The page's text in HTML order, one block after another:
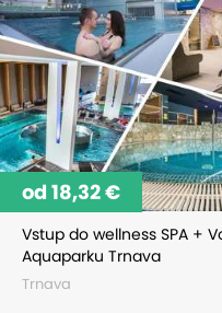
Vstup do wellness SPA +
Aquaparku Trnava
Trnava
od 18,32 €